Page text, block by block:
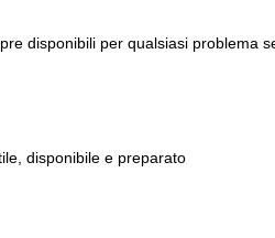
disponibili per qualsiasi problema
disponibile e preparato